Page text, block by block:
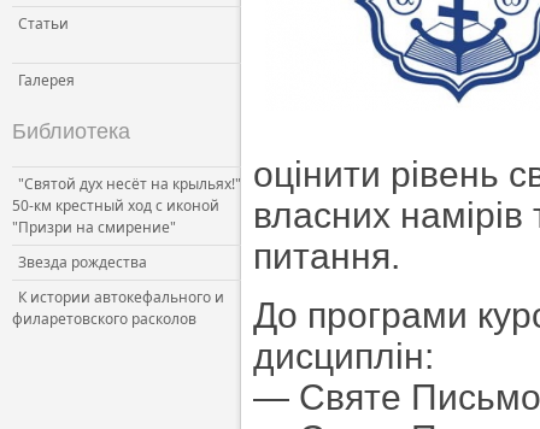
Статьи
Галерея
Библиотека
"Святой дух несёт на крыльях!"
50-км крестный ход с иконой
"Призри на смирение"
Звезда рождества
К истории автокефального и
филаретовского расколов
оцінити рівень
власних намірів
питання.
До програми
дисциплін:
— Святе Письмо